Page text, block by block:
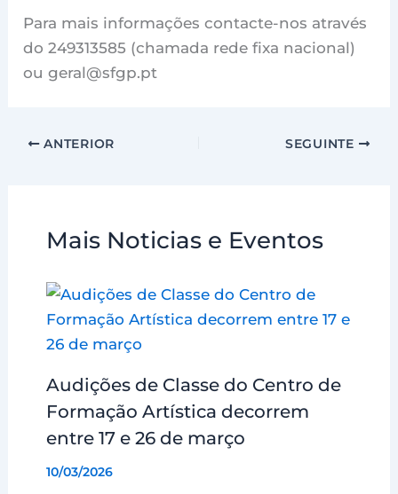
Para mais informações contacte-nos através
do 249313585 (chamada rede fixa nacional)
ou geral@sfgp.pt
ANTERIOR SEGUINTE
Mais Noticias e Eventos
Audições de Classe do Centro de
Formação Artística decorrem
entre 17 e 26 de março
10/03/2026